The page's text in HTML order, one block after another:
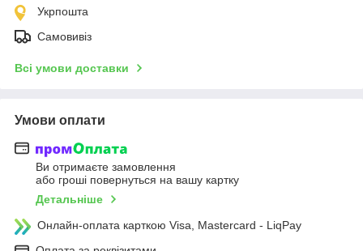
Укрпошта
Самовивіз
Всі умови доставки
Умови оплати
Ви отримаєте замовлення
або гроші повернуться на вашу картку
Детальніше
Онлайн-оплата карткою Visa, Mastercard - LiqPay